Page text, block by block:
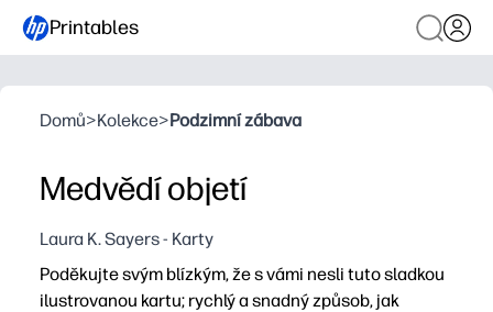
Printables
Domů>Kolekce>Podzimní zábava
Medvědí objetí
Laura K. Sayers - Karty
Poděkujte svým blízkým, že s vámi nesli tuto sladkou
ilustrovanou kartu; rychlý a snadný způsob, jak